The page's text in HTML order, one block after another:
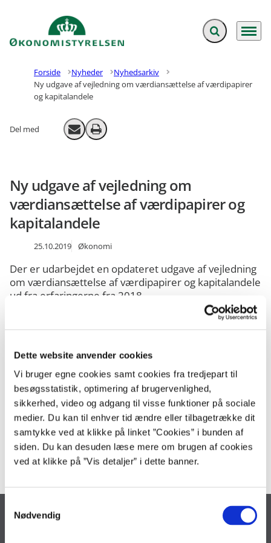
Dette website anvender cookies
Vi bruger egne cookies samt cookies fra tredjepart til
besøgsstatistik, optimering af brugervenlighed,
sikkerhed, video og adgang til visse funktioner på sociale
medier. Du kan til enhver tid ændre eller tilbagetrække dit
samtykke ved at klikke på linket ”Cookies” i bunden af
siden. Du kan desuden læse mere om brugen af cookies
ved at klikke på ”Vis detaljer” i dette banner.
Nødvendig
Gå til forsiden Fold søgefelt ud
Menu
Forside Nyheder
Nyhedsarkiv
Ny udgave af vejledning om værdiansættelse af værdipapirer
og kapitalandele
Del med Send email
Print
Ny udgave af vejledning om
værdiansættelse af værdipapirer og
kapitalandele
25.10.2019 Økonomi
Der er udarbejdet en opdateret udgave af vejledning
om værdiansættelse af værdipapirer og kapitalandele
ud fra erfaringerne fra 2018.
Den nye vejledning er overvejende revideret i forhold til anvendt
Find vejledning om værdiansættelse af værdipapirer og kapitalandele
Kontakt
kommunikation@oes.dk
Økonomistyrelsen